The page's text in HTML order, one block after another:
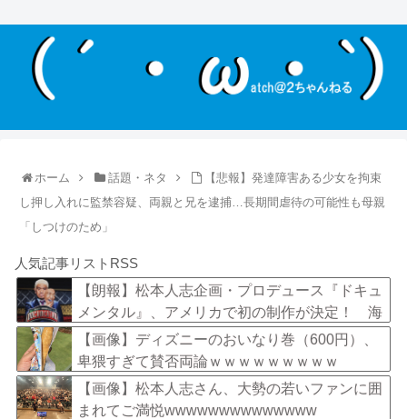
ホーム 話題・ネタ
【悲報】発達障害ある少女を拘束
し押し入れに監禁容疑、両親と兄を逮捕…長期間虐待の可能性も母親
「しつけのため」
人気記事リストRSS
【朗報】松本人志企画・プロデュース『ドキュ
メンタル』、アメリカで初の制作が決定！ 海
外タイトル『LOL』として世界25ヶ国・地域で
展開
【画像】ディズニーのおいなり巻（600円）、
卑猥すぎて賛否両論ｗｗｗｗｗｗｗｗｗ
【画像】松本人志さん、大勢の若いファンに囲
まれてご満悦wwwwwwwwwwwwww